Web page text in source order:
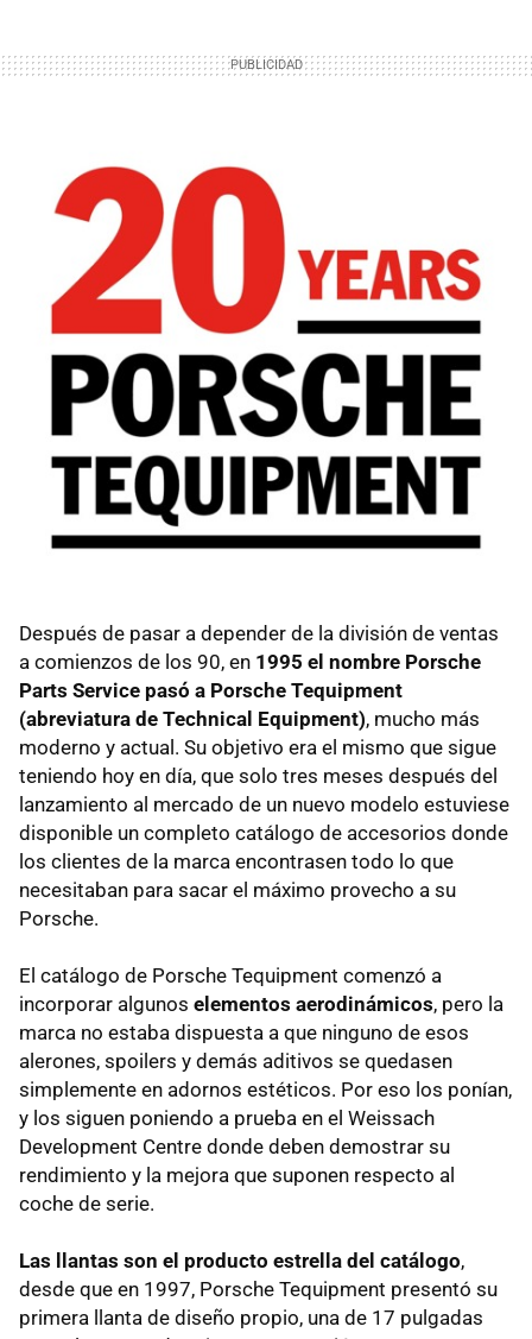
Después de pasar a depender de la división de ventas
a comienzos de los 90, en 1995 el nombre Porsche
Parts Service pasó a Porsche Tequipment
(abreviatura de Technical Equipment), mucho más
moderno y actual. Su objetivo era el mismo que sigue
teniendo hoy en día, que solo tres meses después del
lanzamiento al mercado de un nuevo modelo estuviese
disponible un completo catálogo de accesorios donde
los clientes de la marca encontrasen todo lo que
necesitaban para sacar el máximo provecho a su
Porsche.
El catálogo de Porsche Tequipment comenzó a
incorporar algunos elementos aerodinámicos, pero la
marca no estaba dispuesta a que ninguno de esos
alerones, spoilers y demás aditivos se quedasen
simplemente en adornos estéticos. Por eso los ponían,
y los siguen poniendo a prueba en el Weissach
Development Centre donde deben demostrar su
rendimiento y la mejora que suponen respecto al
coche de serie.
Las llantas son el producto estrella del catálogo,
desde que en 1997, Porsche Tequipment presentó su
primera llanta de diseño propio, una de 17 pulgadas